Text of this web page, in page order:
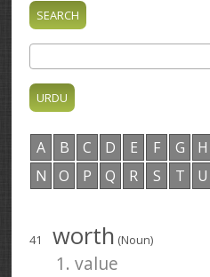
A B C D E F G H
N
O P Q R S T U
41 worth (Noun)
1. value